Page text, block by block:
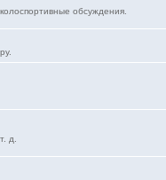
обсуждения.
д.